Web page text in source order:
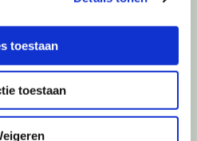
toestaan
toestaan
bij helpen. Hoe mooi is het om
rondom huis te zijn, een
uit te printen), zodat de
lang aan me blijft kleven
begin ik vast op zondag met